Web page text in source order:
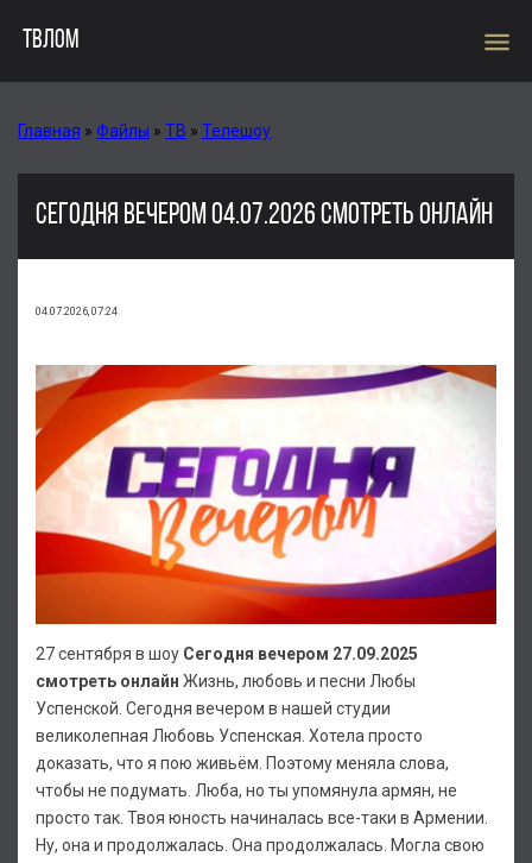
ТВЛОМ menu
Главная » Файлы » ТВ » Телешоу
СЕГОДНЯ ВЕЧЕРОМ 04.07.2026 СМОТРЕТЬ ОНЛАЙН
04.07.2026, 07:24
27 сентября в шоу Сегодня вечером 27.09.2025
смотреть онлайн Жизнь, любовь и песни Любы
Успенской. Сегодня вечером в нашей студии
великолепная Любовь Успенская. Хотела просто
доказать, что я пою живьём. Поэтому меняла слова,
чтобы не подумать. Люба, но ты упомянула армян, не
просто так. Твоя юность начиналась все-таки в Армении.
Ну, она и продолжалась. Она продолжалась. Могла свою